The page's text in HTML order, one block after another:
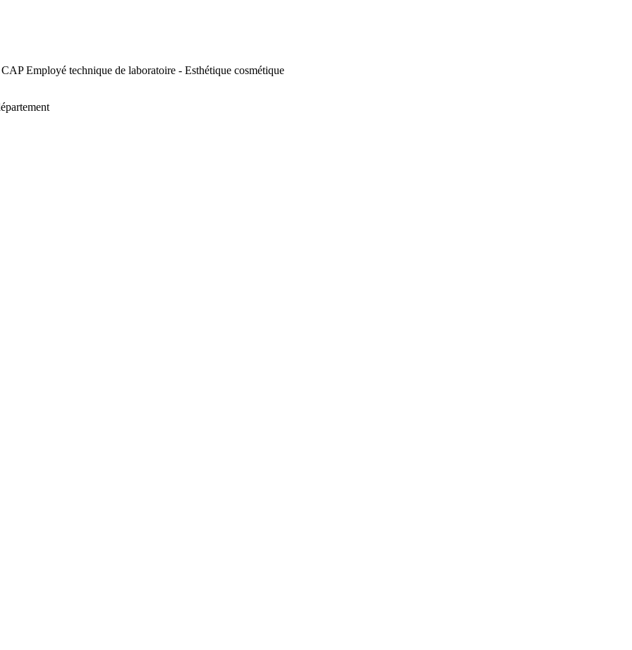
Employé technique de laboratoire - Esthétique cosmétique